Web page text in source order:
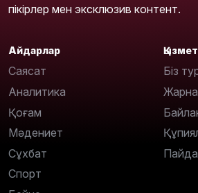
пікірлер мен эксклюзив контент.
Айдарлар
Саясат
Аналитика
Қоғам
Мәдениет
Сұхбат
Спорт
Қызмет
Біз